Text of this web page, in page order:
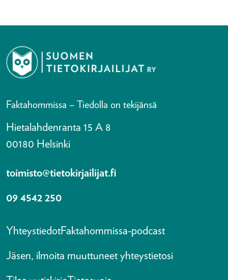
Faktahommissa – Tiedolla on tekijänsä
Hietalahdenranta 15 A 8
00180 Helsinki
toimisto@tietokirjailijat.fi
09 4542 250
YhteystiedotFaktahommissa-podcast
Jäsen, ilmoita muuttuneet yhteystietosi